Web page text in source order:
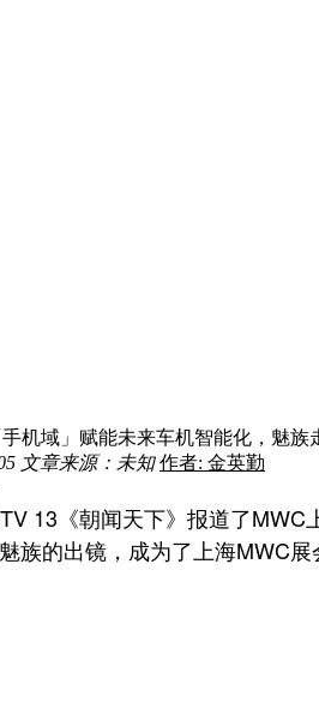
机域」赋能未来车机智能化，魅族
文章来源：未知 作者: 金英勤
13《朝闻天下》报道了
族的出镜，成为了上海MWC展